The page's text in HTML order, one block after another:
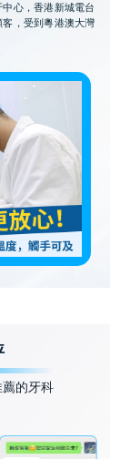
心，香港新城電台
，受到粵港澳大灣
的牙科